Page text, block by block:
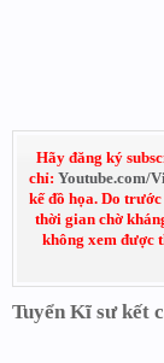
Hãy đăng ký
chỉ: Youtube.com/
kế đồ họa. Do
thời gian chờ
không xem được
Tuyển Kĩ sư kết